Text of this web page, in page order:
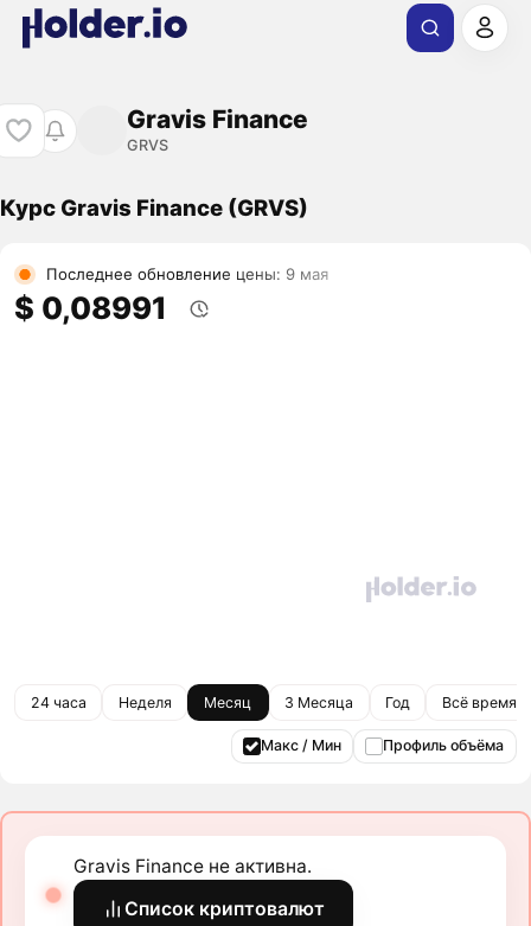
Gravis Finance
GRVS
Курс Gravis Finance (GRVS)
Последнее обновление цены: 9 мая
$ 0,08991
24 часа Неделя Месяц 3 Месяца Год Всё время
Макс / Мин Профиль объёма
Gravis Finance не активна.
Список криптовалют